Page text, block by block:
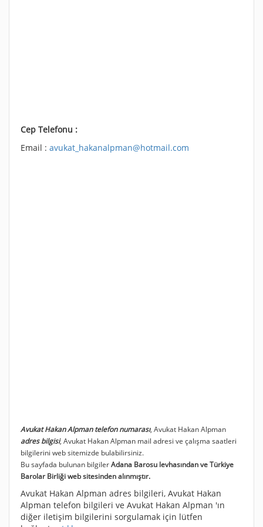
Cep Telefonu :
Email : avukat_hakanalpman@hotmail.com
Avukat Hakan Alpman telefon numarası, Avukat Hakan Alpman
adres bilgisi, Avukat Hakan Alpman mail adresi ve çalışma saatleri
bilgilerini web sitemizde bulabilirsiniz.
Bu sayfada bulunan bilgilerAdana Barosu levhasından ve Türkiye
Barolar Birliği web sitesinden alınmıştır.
Avukat Hakan Alpman adres bilgileri, Avukat Hakan
Alpman telefon bilgileri ve Avukat Hakan Alpman 'ın
diğer iletişim bilgilerini sorgulamak için lütfen